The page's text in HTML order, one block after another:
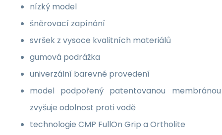
nízký model
šněrovací zapínání
svršek z vysoce kvalitních materiálů
gumová podrážka
univerzální barevné provedení
model podpořený patentovanou
zvyšuje odolnost proti vodě
technologie CMP FullOn Grip a Ortholite